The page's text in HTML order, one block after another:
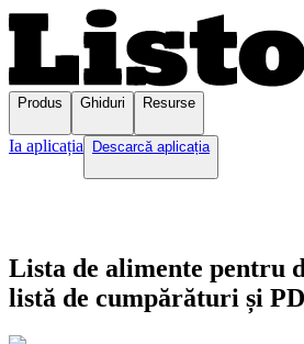
Produs Ghiduri Resurse
Ia aplicația Descarcă aplicația
Lista de alimente pentru
listă de cumpărături și